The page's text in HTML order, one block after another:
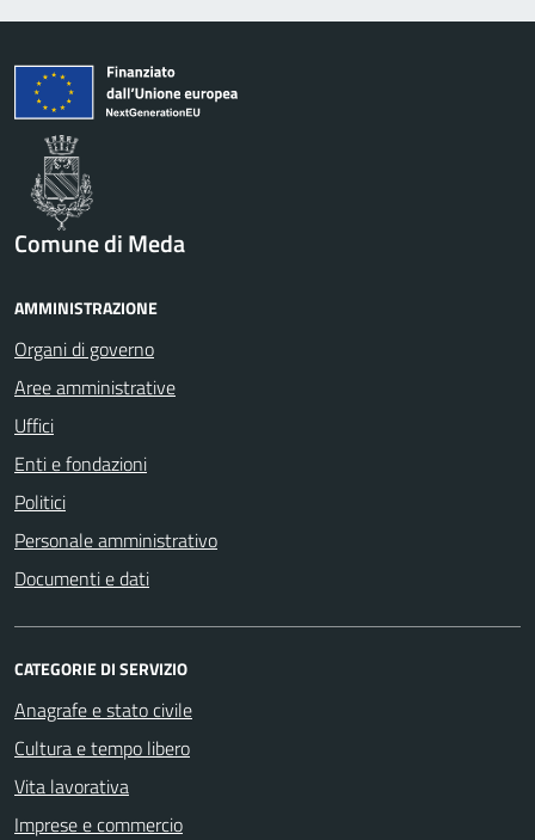
Comune di Meda
AMMINISTRAZIONE
Organi di governo
Aree amministrative
Uffici
Enti e fondazioni
Politici
Personale amministrativo
Documenti e dati
CATEGORIE DI SERVIZIO
Anagrafe e stato civile
Cultura e tempo libero
Vita lavorativa
Imprese e commercio